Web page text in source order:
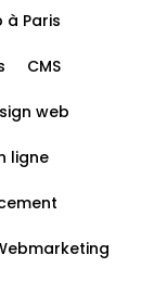
à Paris
CMS
web
ligne